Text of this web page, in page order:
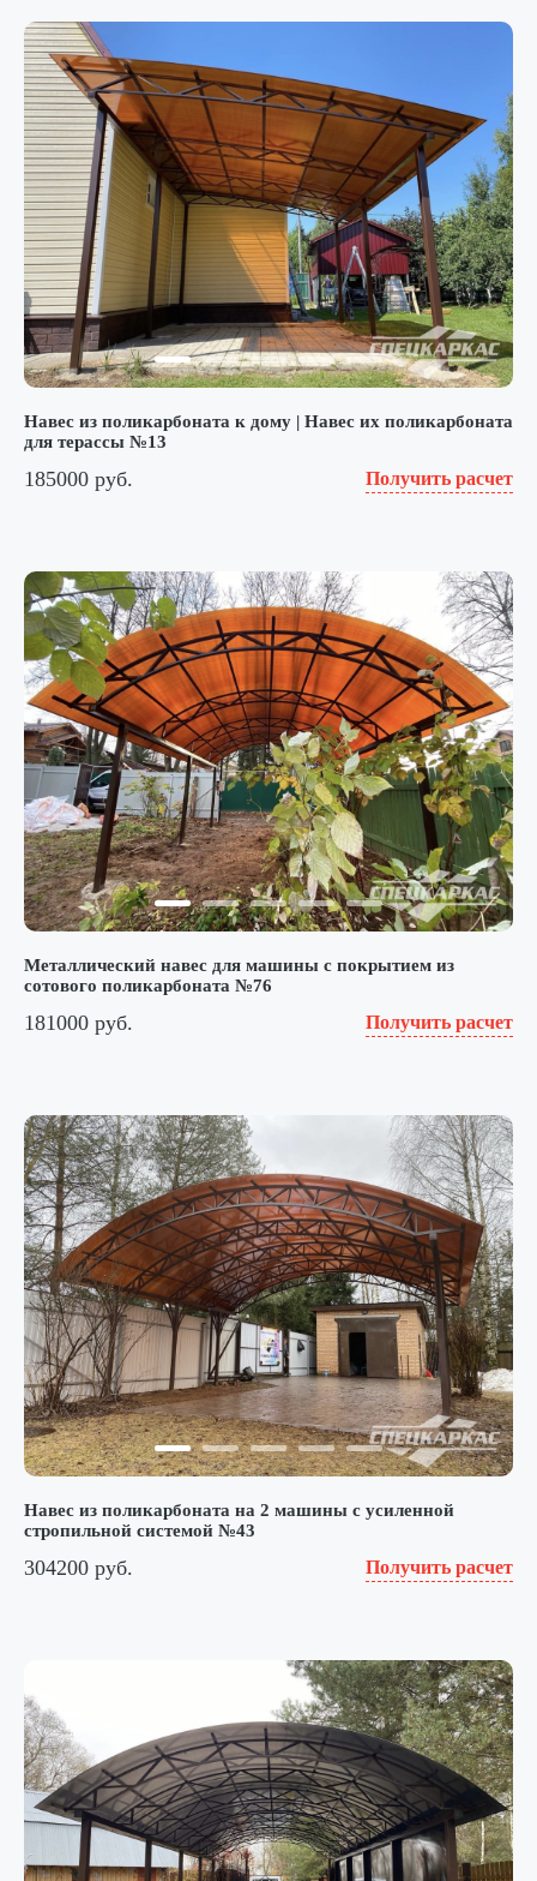
Навес из поликарбоната к дому | Навес их поликарбоната
для терассы №13
185000 руб. Получить расчет
Металлический навес для машины с покрытием из
сотового поликарбоната №76
181000 руб. Получить расчет
Навес из поликарбоната на 2 машины с усиленной
стропильной системой №43
304200 руб. Получить расчет